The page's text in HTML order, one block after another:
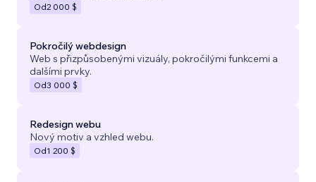
Od2 000 $
Pokročilý webdesign
Web s přizpůsobenými vizuály, pokročilými funkcemi a
dalšími prvky.
Od3 000 $
Redesign webu
Nový motiv a vzhled webu.
Od1 200 $